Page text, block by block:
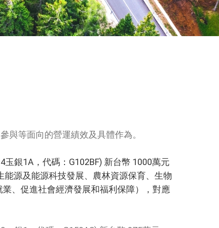
與等面向的營運績效及具體作為。
銀1A，代碼：G102BF) 新台幣 1000萬元
源及能源科技發展、農林資源保育、生物
、促進社會經濟發展和福利保障），對應